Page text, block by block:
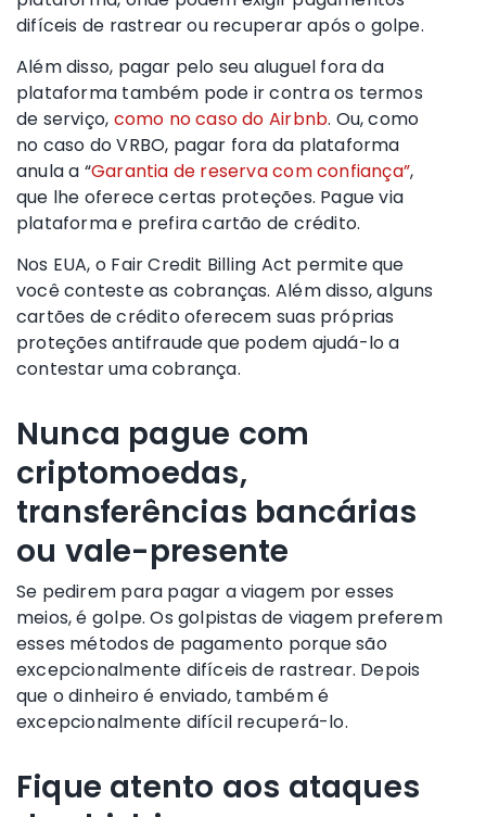
difíceis de rastrear ou recuperar após o golpe.
Além disso, pagar pelo seu aluguel fora da
plataforma também pode ir contra os termos
de serviço, como no caso do Airbnb. Ou, como
no caso do VRBO, pagar fora da plataforma
anula a “Garantia de reserva com confiança”,
que lhe oferece certas proteções. Pague via
plataforma e prefira cartão de crédito.
Nos EUA, o Fair Credit Billing Act permite que
você conteste as cobranças. Além disso, alguns
cartões de crédito oferecem suas próprias
proteções antifraude que podem ajudá-lo a
contestar uma cobrança.
Nunca pague com
criptomoedas,
transferências bancárias
ou vale-presente
Se pedirem para pagar a viagem por esses
meios, é golpe. Os golpistas de viagem preferem
esses métodos de pagamento porque são
excepcionalmente difíceis de rastrear. Depois
que o dinheiro é enviado, também é
excepcionalmente difícil recuperá-lo.
Fique atento aos ataques